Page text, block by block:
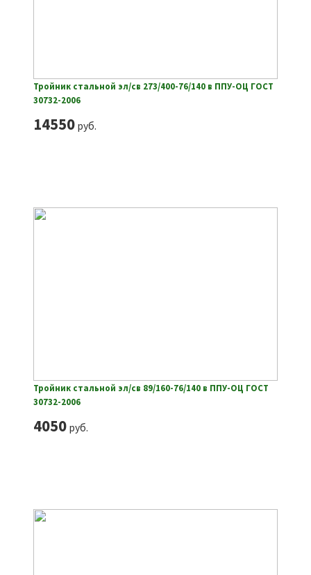
Тройник стальной эл/св 273/400-76/140 в ППУ-ОЦ ГОСТ
30732-2006
14550руб.
Тройник стальной эл/св 89/160-76/140 в ППУ-ОЦ ГОСТ
30732-2006
4050руб.